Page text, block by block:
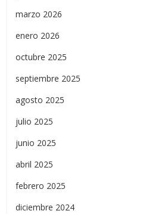
marzo 2026
enero 2026
octubre 2025
septiembre 2025
agosto 2025
julio 2025
junio 2025
abril 2025
febrero 2025
diciembre 2024